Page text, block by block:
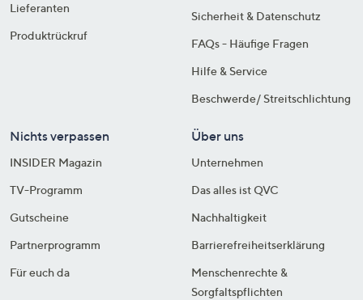
Lieferanten
Produktrückruf
Sicherheit & Datenschutz
FAQs - Häufige Fragen
Hilfe & Service
Beschwerde/ Streitschlichtung
Nichts verpassen
INSIDER Magazin
TV-Programm
Gutscheine
Partnerprogramm
Für euch da
Über uns
Unternehmen
Das alles ist QVC
Nachhaltigkeit
Barrierefreiheitserklärung
Menschenrechte &
Sorgfaltspflichten